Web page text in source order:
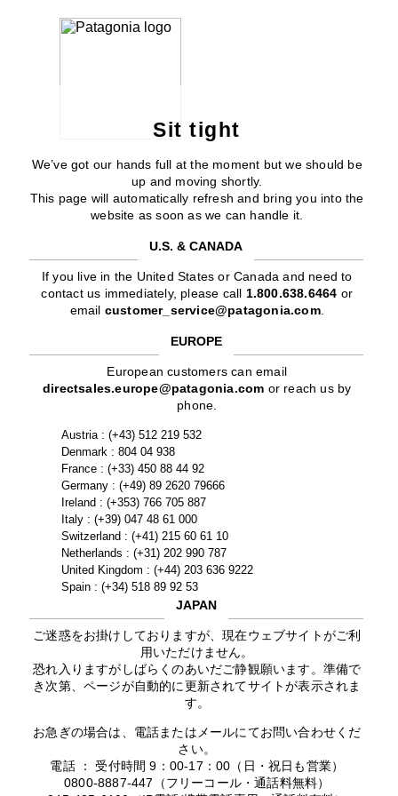
Sit tight
We’ve got our hands full at the moment but we should be
up and moving shortly.
This page will automatically refresh and bring you into the
website as soon as we can handle it.
U.S. & CANADA
If you live in the United States or Canada and need to
contact us immediately, please call 1.800.638.6464 or
email customer_service@patagonia.com.
EUROPE
European customers can email
directsales.europe@patagonia.com or reach us by
phone.
Austria : (+43) 512 219 532
Denmark : 804 04 938
France : (+33) 450 88 44 92
Germany : (+49) 89 2620 79666
Ireland : (+353) 766 705 887
Italy : (+39) 047 48 61 000
Switzerland : (+41) 215 60 61 10
Netherlands : (+31) 202 990 787
United Kingdom : (+44) 203 636 9222
Spain : (+34) 518 89 92 53
JAPAN
ご迷惑をお掛けしておりますが、現在ウェブサイトがご利
用いただけません。
恐れ入りますがしばらくのあいだご静観願います。準備で
き次第、ページが自動的に更新されてサイトが表示されま
す。
お急ぎの場合は、電話またはメールにてお問い合わせくだ
さい。
電話 ： 受付時間 9：00-17：00（日・祝日も営業）
0800-8887-447（フリーコール・通話料無料）